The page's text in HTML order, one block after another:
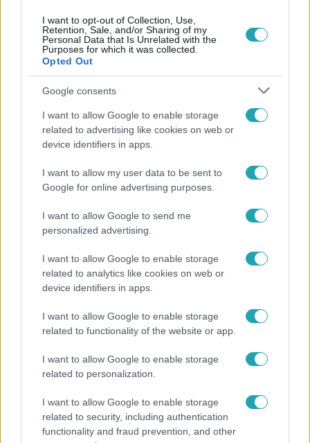
I want to opt-out of Collection, Use,
Retention, Sale, and/or Sharing of my
Personal Data that Is Unrelated with the
Purposes for which it was collected.
Opted Out
Google consents
I want to allow Google to enable storage
related to advertising like cookies on web or
device identifiers in apps.
I want to allow my user data to be sent to
Google for online advertising purposes.
I want to allow Google to send me
personalized advertising.
I want to allow Google to enable storage
related to analytics like cookies on web or
device identifiers in apps.
I want to allow Google to enable storage
related to functionality of the website or app.
I want to allow Google to enable storage
related to personalization.
I want to allow Google to enable storage
related to security, including authentication
functionality and fraud prevention, and other
sztárfellépői
Reggeli
mutatja meg férjét Ungár Anikó